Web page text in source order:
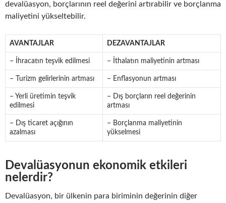
devalüasyon, borçlarının reel değerini artırabilir ve borçlanma
maliyetini yükseltebilir.
AVANTAJLAR DEZAVANTAJLAR
– İhracatın teşvik edilmesi – İthalatın maliyetinin artması
– Turizm gelirlerinin artması – Enflasyonun artması
– Yerli üretimin teşvik
edilmesi
– Dış borçların reel değerinin
artması
– Dış ticaret açığının
azalması
– Borçlanma maliyetinin
yükselmesi
Devalüasyonun ekonomik etkileri
nelerdir?
Devalüasyon, bir ülkenin para biriminin değerinin diğer